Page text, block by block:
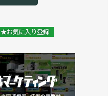
★お気に入り登録